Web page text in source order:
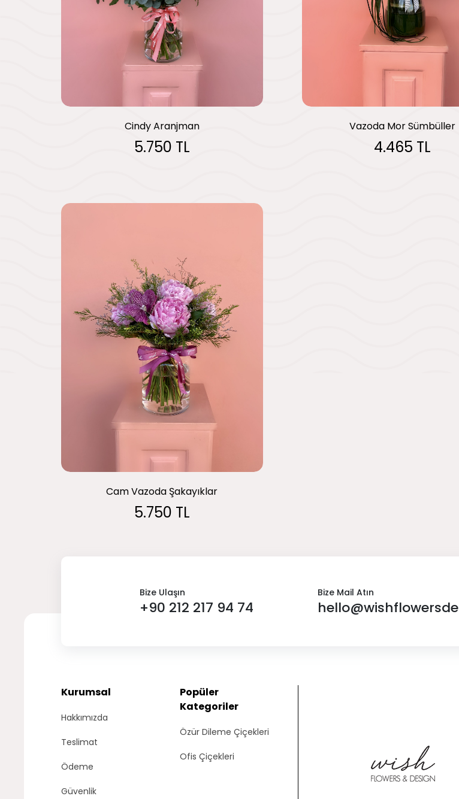
Cindy Aranjman
5.750 TL
Vazoda Mor Sümbüller
4.465 TL
Cam Vazoda Şakayıklar
5.750 TL
Bize Ulaşın
+90 212 217 94 74
Bize Mail Atın
Kurumsal
Hakkımızda
Teslimat
Ödeme
Güvenlik
Popüler
Kategoriler
Özür Dileme Çiçekleri
Ofis Çiçekleri